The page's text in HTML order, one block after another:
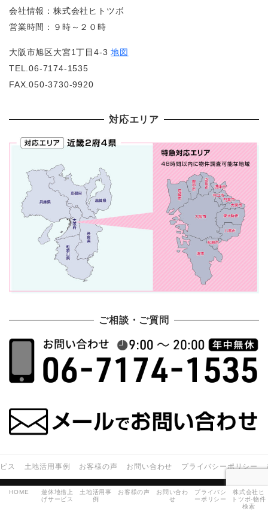
会社情報：株式会社ヒトツボ
営業時間：９時～２０時
大阪市旭区大宮1丁目4-3地図
TEL.06-7174-1535
FAX.050-3730-9920
対応エリア
ご相談・ご質問
ス 土地活用事例 お客様の声 お問い合わせ プライバシーポリシー
© 株式会社ヒトツボ
HOME
遊休地借上
げサービス
土地活用事
例
お客様の声
お問い合わ
せ
プライバシ
ーポリシー
株式会社ヒ
トツボ-物件
検索